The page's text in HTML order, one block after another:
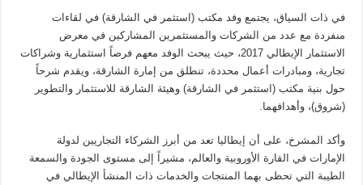
في ذات السياق، يجتمع وفد مكتب (استثمر في الشارقة) في لقاءات
منفردة مع عدد من الشركات والمستثمرين المشاركين في معرض
الاستثمار الإيطالي 2017، حيث يبحث الوفد معهم فرصاً استثمارية وشراكات
تجارية، ومبادرات أعمال محددة، تنطلق من إمارة الشارقة، ويقدم شرحاً
حول بنية مكتب (استثمر في الشارقة) وهيئة الشارقة للاستثمار والتطوير
(شروق)، وأهدافهما.
وأكد المشرخ، على أن إيطاليا تعد من أبرز الشركاء التجاريين لدولة
الإمارات في القارة الأوروبية والعالم، مشيراً إلى مستوى الجودة والسمعة
الطيبة التي تحظى بهما المنتجات والخدمات ذات المنشأ الإيطالي في